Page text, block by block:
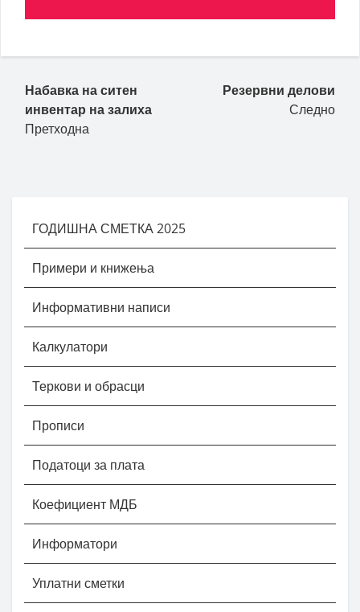
Набавка на ситен
инвентар на залиха
Претходна
Резервни делови
Следно
ГОДИШНА СМЕТКА 2025
Примери и книжења
Информативни написи
Калкулатори
Теркови и обрасци
Прописи
Податоци за плата
Коефициент МДБ
Информатори
Уплатни сметки